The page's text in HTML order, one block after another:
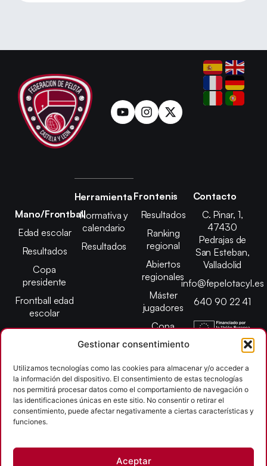
Gestionar consentimiento
Utilizamos tecnologías como las cookies para almacenar y/o acceder a
la información del dispositivo. El consentimiento de estas tecnologías
nos permitirá procesar datos como el comportamiento de navegación o
las identificaciones únicas en este sitio. No consentir o retirar el
consentimiento, puede afectar negativamente a ciertas características y
funciones.
Aceptar
Mano/Frontball
Edad escolar
Resultados
Copa
presidente
Frontball edad
escolar
Herramienta
Normativa y
calendario
Resultados
Frontenis
Resultados
Ranking
regional
Abiertos
regionales
Máster
jugadores
Copa
presidente
escolar
Campeonato
provincial
León
Contacto
C. Pinar, 1,
47430
Pedrajas de
San Esteban,
Valladolid
info@fepelotacyl.es
640 90 22 41
Copyright © 2026
Federación Pelota Castilla y León | FePelotaCyL